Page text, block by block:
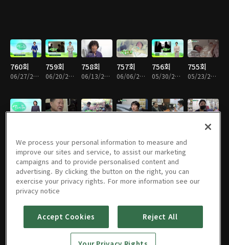
760회
06/27/2026 • 49분
759회
06/20/2026 • 48분
758회
06/13/2026 • 49분
757회
06/06/2026 • 49분
756회
05/30/2026 • 48분
755회
05/23/2026 • 48분
749회
748회
04/04/2026 • 49분
747회 746회 745회 744회 743회
We process your personal information to measure and
improve our sites and service, to assist our marketing
campaigns and to provide personalised content and
advertising. By clicking the button on the right, you can
exercise your privacy rights. For more information see our
privacy notice
Accept Cookies Reject All